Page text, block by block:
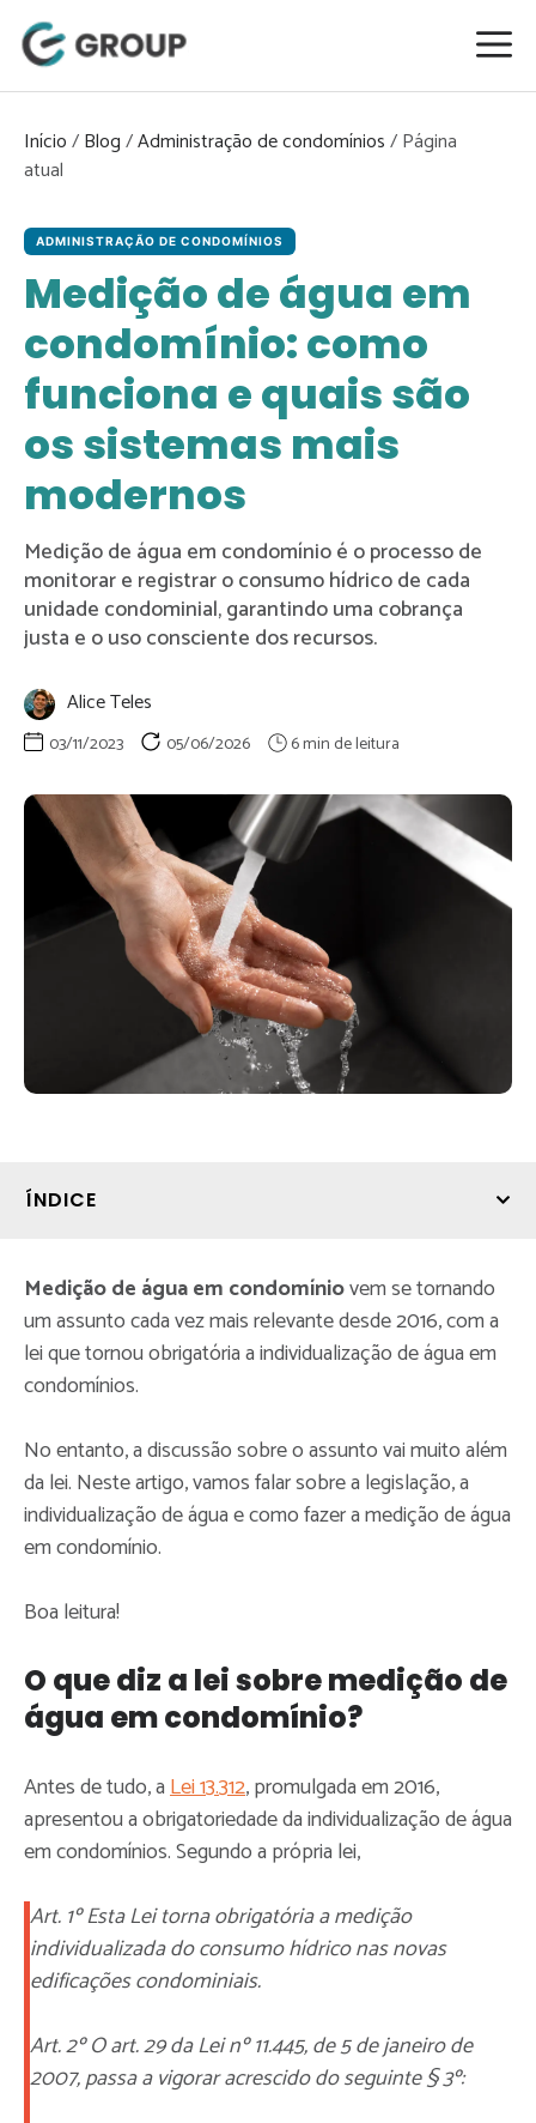
para
conteúdo
Início/Blog/Administração de condomínios/
ADMINISTRAÇÃO DE CONDOMÍNIOS
Medição de água em
condomínio: como
funciona e quais são
os sistemas mais
modernos
Medição de água em condomínio é o processo de
monitorar e registrar o consumo hídrico de cada
unidade condominial, garantindo uma cobrança
justa e o uso consciente dos recursos.
Alice Teles
03/11/2023 05/06/2026
ÍNDICE
Medição de água em condomíniovem se tornando
um assunto cada vez mais relevante desde 2016, com a
lei que tornou obrigatória a individualização de água em
condomínios.
No entanto, a discussão sobre o assunto vai muito além
da lei. Neste artigo, vamos falar sobre a legislação, a
individualização de água e como fazer a medição de água
em condomínio.
Boa leitura!
O que diz a lei sobre medição de
água em condomínio?
Antes de tudo, aLei 13.312, promulgada em 2016,
apresentou a obrigatoriedade da individualização de água
em condomínios. Segundo a própria lei,
Art. 1º Esta Lei torna obrigatória a medição
individualizada do consumo hídrico nas novas
edificações condominiais.
Art. 2º O art. 29 da Lei nº 11.445, de 5 de janeiro de
2007, passa a vigorar acrescido do seguinte § 3º: